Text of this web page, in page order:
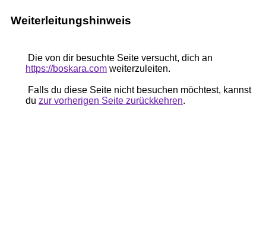
Weiterleitungshinweis
Die von dir besuchte Seite versucht, dich an
https://boskara.com weiterzuleiten.
Falls du diese Seite nicht besuchen möchtest, kannst
du zur vorherigen Seite zurückkehren.